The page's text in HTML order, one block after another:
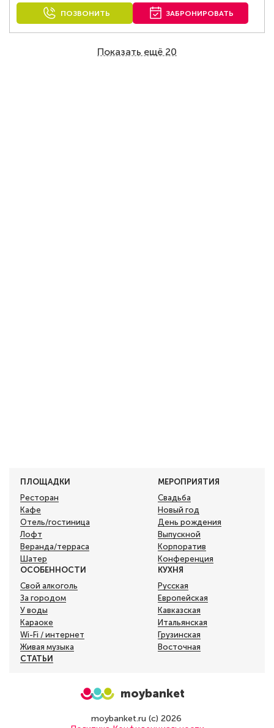
ПОЗВОНИТЬ ЗАБРОНИРОВАТЬ
Показать ещё 20
ПЛОЩАДКИ
Ресторан
Кафе
Отель/гостиница
Лофт
Веранда/терраса
Шатер
МЕРОПРИЯТИЯ
Свадьба
Новый год
День рождения
Выпускной
Корпоратив
Конференция
ОСОБЕННОСТИ
Свой алкоголь
За городом
У воды
Караоке
Wi-Fi / интернет
Живая музыка
КУХНЯ
Русская
Европейская
Кавказская
Итальянская
Грузинская
Восточная
СТАТЬИ
moybanket
moybanket.ru (с) 2026